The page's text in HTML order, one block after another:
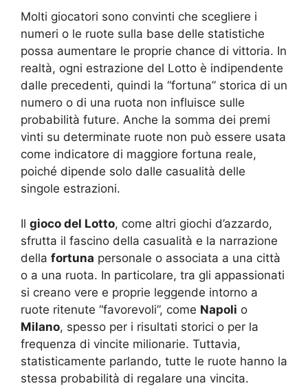
Molti giocatori sono convinti che scegliere i
numeri o le ruote sulla base delle statistiche
possa aumentare le proprie chance di vittoria. In
realtà, ogni estrazione del Lotto è indipendente
dalle precedenti, quindi la “fortuna” storica di un
numero o di una ruota non influisce sulle
probabilità future. Anche la somma dei premi
vinti su determinate ruote non può essere usata
come indicatore di maggiore fortuna reale,
poiché dipende solo dalle casualità delle
singole estrazioni.
Il gioco del Lotto, come altri giochi d’azzardo,
sfrutta il fascino della casualità e la narrazione
della fortuna personale o associata a una città
o a una ruota. In particolare, tra gli appassionati
si creano vere e proprie leggende intorno a
ruote ritenute “favorevoli”, come Napoli o
Milano, spesso per i risultati storici o per la
frequenza di vincite milionarie. Tuttavia,
statisticamente parlando, tutte le ruote hanno la
stessa probabilità di regalare una vincita.